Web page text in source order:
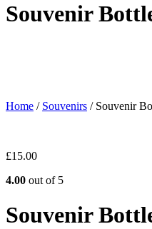
Souvenir
Home / Souvenirs / Souvenir
£15.00
4.00 out of 5
Souvenir